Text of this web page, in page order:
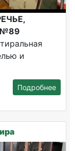
№89
и
Подробнее